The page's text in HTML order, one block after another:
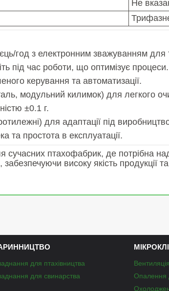
Не
год з електронним зважуванням для
під час роботи, що оптимізує процеси.
керування та автоматизації.
модульний килимок) для легкого
±0.1 г.
для адаптації під
та простота в експлуатації.
сучасних птахофабрик, де потрібна
високу якість продукції
для птахівництва
для свинарства
Опалення